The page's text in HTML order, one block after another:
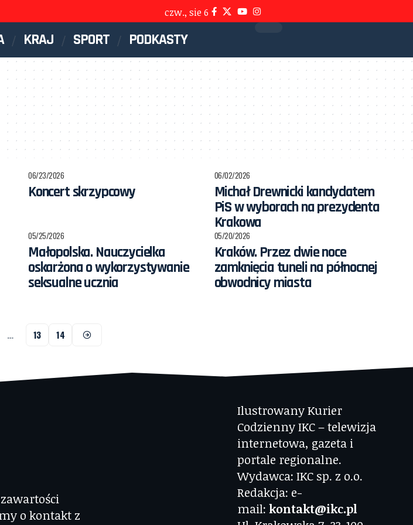
czw., sie 6
KRAJ SPORT PODKASTY
06/23/2026
Koncert skrzypcowy
06/02/2026
Michał Drewnicki kandydatem
PiS w wyborach na prezydenta
Krakowa
05/25/2026
Małopolska. Nauczycielka
oskarżona o wykorzystywanie
seksualne ucznia
05/20/2026
Kraków. Przez dwie noce
zamknięcia tuneli na północnej
obwodnicy miasta
… 13 14
o kontakt z
Ilustrowany Kurier
Codzienny IKC – telewizja
internetowa, gazeta i
portale regionalne.
Wydawca: IKC sp. z o.o.
Redakcja: e-
mail: kontakt@ikc.pl